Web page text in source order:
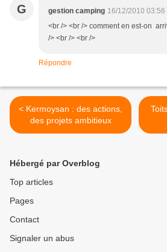
G gestion camping 16/12/2010 03:56
<br /> <br /> comment en est-on
/> <br /> <br />
Répondre
< Kermoysan : des actions,
des projets ambitieux
Hébergé par Overblog
Top articles
Pages
Contact
Signaler un abus